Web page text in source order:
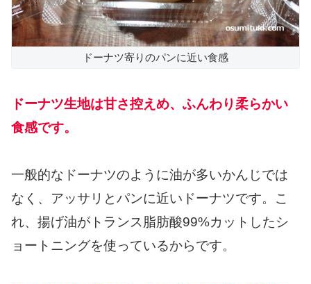
ドーナツ寄りのパンに近い食感
ドーナツ生地は甘さ控えめ、ふんわり柔らかい
食感です。
一般的なドーナツのように油が多いかんじでは
なく、アッサリとパンに近いドーナツです。こ
れ、揚げ油がトランス脂肪酸99%カットしたシ
ョートニングを使っているからです。